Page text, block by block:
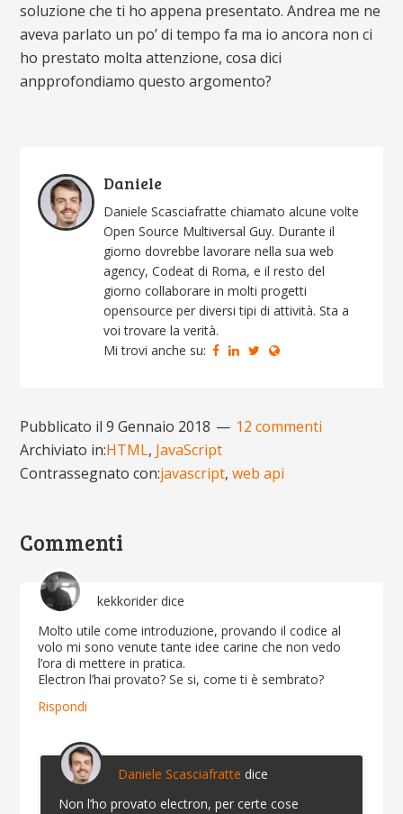
soluzione che ti ho appena presentato. Andrea me ne
aveva parlato un po’ di tempo fa ma io ancora non ci
ho prestato molta attenzione, cosa dici
anpprofondiamo questo argomento?
Daniele
Daniele Scasciafratte chiamato alcune volte
Open Source Multiversal Guy. Durante il
giorno dovrebbe lavorare nella sua web
agency, Codeat di Roma, e il resto del
giorno collaborare in molti progetti
opensource per diversi tipi di attività. Sta a
voi trovare la verità.
Mi trovi anche su:
Pubblicato il 9 Gennaio 2018
12 commenti
Archiviato in:HTML, JavaScript
Contrassegnato con:javascript, web api
Commenti
kekkorider dice
Molto utile come introduzione, provando il codice al
volo mi sono venute tante idee carine che non vedo
l’ora di mettere in pratica.
Electron l’hai provato? Se si, come ti è sembrato?
Rispondi
Daniele Scasciafratte dice
Non l’ho provato electron, per certe cose